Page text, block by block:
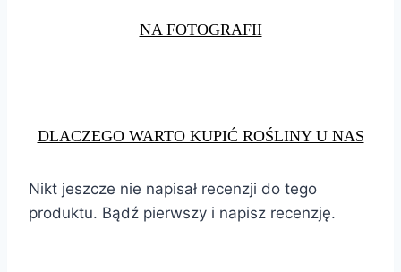
NA FOTOGRAFII
DLACZEGO WARTO KUPIĆ ROŚLINY U NAS
Nikt jeszcze nie napisał recenzji do tego
produktu. Bądź pierwszy i napisz recenzję.